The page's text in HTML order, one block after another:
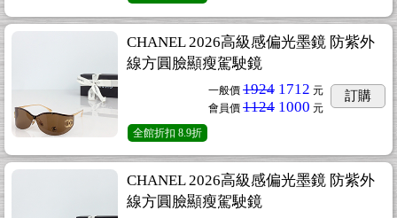
CHANEL 2026高級感偏光墨鏡 防紫外
線方圓臉顯瘦駕駛鏡
一般價 1924 1712 元
會員價 1124 1000 元
訂購
全館折扣 8.9折
CHANEL 2026高級感偏光墨鏡 防紫外
線方圓臉顯瘦駕駛鏡